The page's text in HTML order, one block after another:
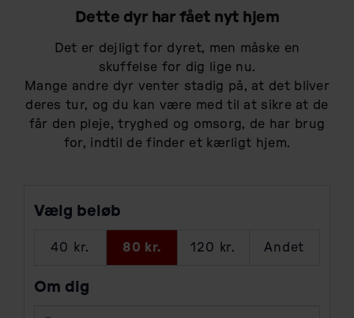
Dette dyr har fået nyt hjem
Det er dejligt for dyret, men måske en
skuffelse for dig lige nu.
Mange andre dyr venter stadig på, at det bliver
deres tur, og du kan være med til at sikre at de
får den pleje, tryghed og omsorg, de har brug
for, indtil de finder et kærligt hjem.